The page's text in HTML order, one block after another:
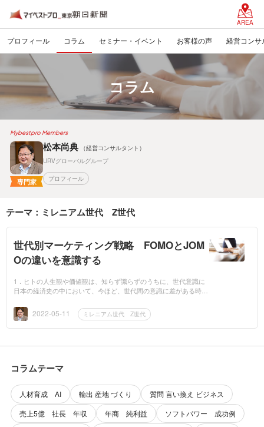
AREA
プロフィール コラム セミナー・イベント お客様の声 経営コンサ
コラム
Mybestpro Members
専門家
松本尚典
（経営コンサルタント）
URVグローバルグループ
プロフィール
テーマ：ミレニアム世代 Z世代
世代別マーケティング戦略 FOMOとJOM
Oの違いを意識する
1．ヒトの人生観や価値観は、知らず識らずのうちに、世代意識に
日本の経済史の中において、今ほど、世代間の意識に差がある時代
り、いくつ...2022-05-11 ミレニアム世代 Z世代
コラムテーマ
人材育成 AI 輸出 産地 づくり
質問 言い換え ビジネス
売上5億 社長 年収
年商 純利益
ソフトパワー 成功例